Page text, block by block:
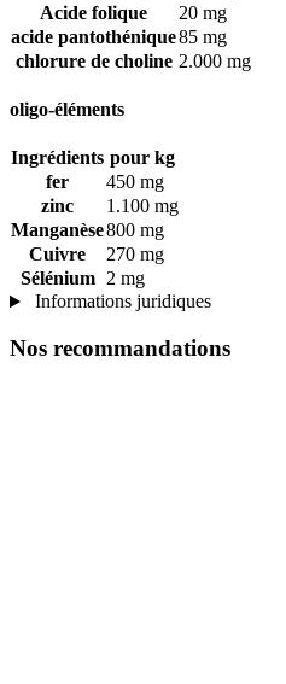
Acide folique
20 mg
acide pantothénique85 mg
chlorure de choline 2.000 mg
oligo-éléments
Ingrédients pour kg
fer
450 mg
zinc
1.100 mg
Manganèse800 mg
Cuivre
270 mg
Sélénium
2 mg
Informations juridiques
Nos recommandations